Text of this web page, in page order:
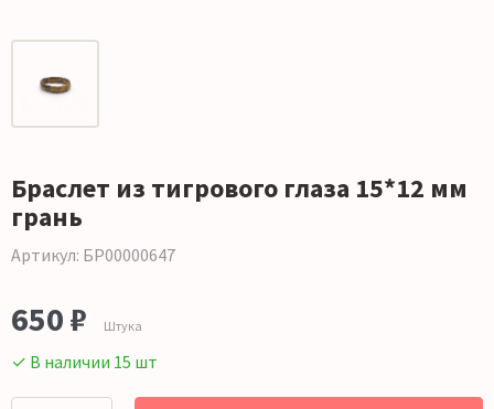
Браслет из тигрового глаза 15*12 мм
грань
Артикул: БР00000647
650 ₽ Штука
✓ В наличии 15 шт